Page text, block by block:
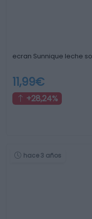
ecran Sunnique leche
11,99€
+28,24%
hace 3 años